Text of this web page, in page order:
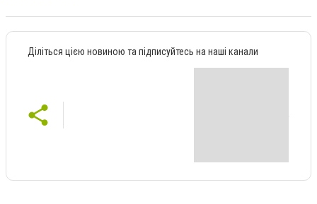
Діліться цією новиною та підписуйтесь на наші канали